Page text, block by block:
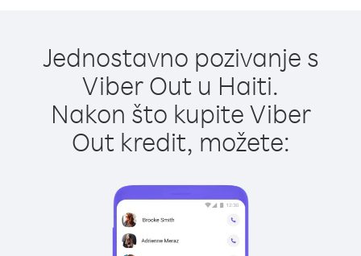
Jednostavno pozivanje s
Viber Out u Haiti.
Nakon što kupite Viber
Out kredit, možete: